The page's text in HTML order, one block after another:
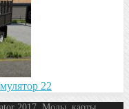
22
2017. Моды, карты,